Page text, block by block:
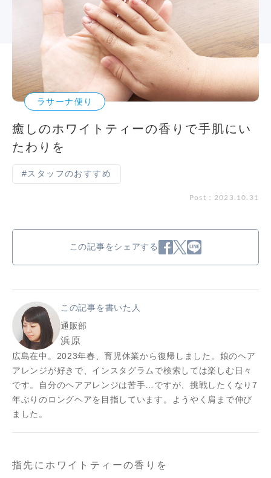
ラサーナ便り
癒しのホワイトティーの香りで手肌にい
たわりを
#スタッフのおすすめ
Post：2023.10.31
この記事をシェアする
この記事を書いた人
通販部
浜原
広島在中。2023年春、育児休業から復帰しました。娘のヘア
アレンジが好きで、インスタグラムで検索しては楽しむ日々
です。自分のヘアアレンジは苦手…ですが、挑戦したくなり7
年ぶりのロングヘアを目指しています。ようやく肩まで伸び
ました。
指先にホワイトティーの香りを